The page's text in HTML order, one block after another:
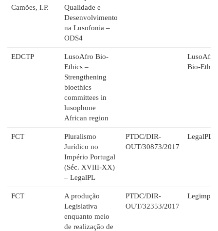
Camões, I.P.
Qualidade e
Desenvolvimento
na Lusofonia –
ODS4
EDCTP
LusoAfro Bio-
Ethics –
Strengthening
bioethics
committees in
lusophone
African region
LusoAfro
Bio-
FCT
Pluralismo
Jurídico no
Império Portugal
(Séc. XVIII-XX)
– LegalPL
PTDC/DIR-
OUT/30873/2017
LegalPL
FCT
A produção
Legislativa
enquanto meio
de realização de
PTDC/DIR-
OUT/32353/2017